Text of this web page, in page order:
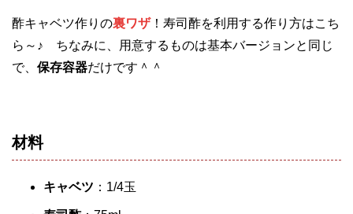
酢キャベツ作りの裏ワザ！寿司酢を利用する作り方はこち
ら～♪ ちなみに、用意するものは基本バージョンと同じ
で、 保存容器だけです＾＾
材料
キャベツ ：1/4玉